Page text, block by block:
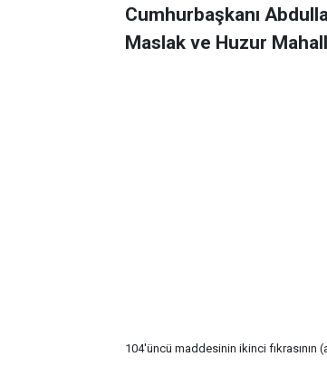
Cumhurbaşkanı
Maslak ve Huzur
104'üncü maddesinin ikinci fıkrasının